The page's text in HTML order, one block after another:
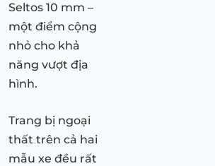
Seltos 10 mm –
một điểm cộng
nhỏ cho khả
năng vượt địa
hình.
Trang bị ngoại
thất trên cả hai
mẫu xe đều rất